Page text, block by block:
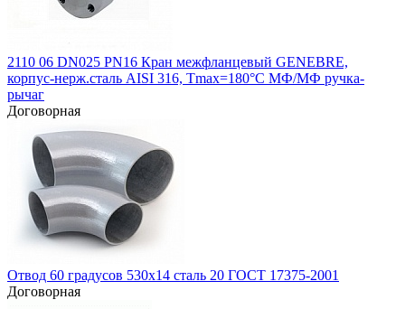
2110 06 DN025 PN16 Кран межфланцевый GENEBRE,
корпус-нерж.сталь AISI 316, Тmax=180°C МФ/МФ ручка-
рычаг
Договорная
Отвод 60 градусов 530х14 сталь 20 ГОСТ 17375-2001
Договорная